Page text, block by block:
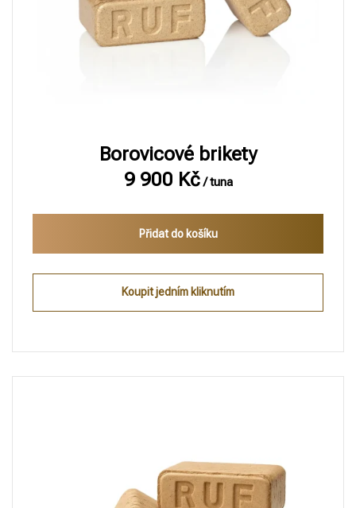
Borovicové brikety
9 900 Kč/ tuna
Přidat do košíku
Koupit jedním kliknutím